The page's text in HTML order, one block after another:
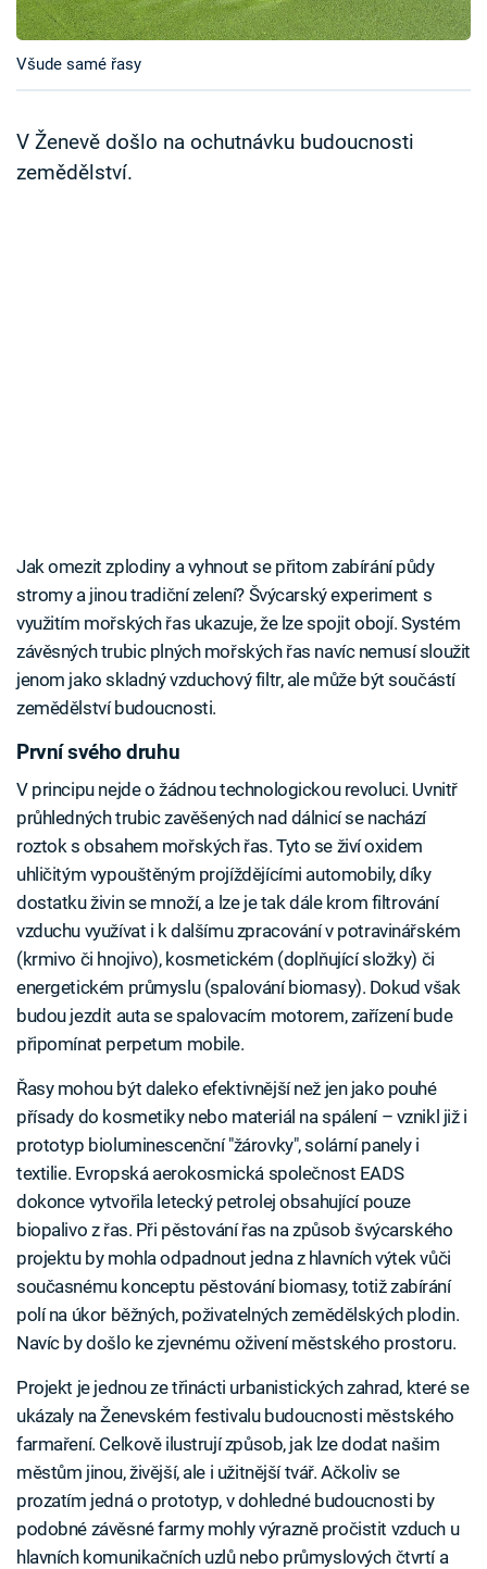
Časopis
Sledujte prima+
Přihlášení
Všude samé řasy
V Ženevě došlo na ochutnávku budoucnosti
zemědělství.
Jak omezit zplodiny a vyhnout se přitom zabírání půdy
stromy a jinou tradiční zelení? Švýcarský experiment s
využitím mořských řas ukazuje, že lze spojit obojí. Systém
závěsných trubic plných mořských řas navíc nemusí sloužit
jenom jako skladný vzduchový filtr, ale může být součástí
zemědělství budoucnosti.
První svého druhu
V principu nejde o žádnou technologickou revoluci. Uvnitř
průhledných trubic zavěšených nad dálnicí se nachází
roztok s obsahem mořských řas. Tyto se živí oxidem
uhličitým vypouštěným projíždějícími automobily, díky
dostatku živin se množí, a lze je tak dále krom filtrování
vzduchu využívat i k dalšímu zpracování v potravinářském
(krmivo či hnojivo), kosmetickém (doplňující složky) či
energetickém průmyslu (spalování biomasy). Dokud však
budou jezdit auta se spalovacím motorem, zařízení bude
připomínat perpetum mobile.
Řasy mohou být daleko efektivnější než jen jako pouhé
přísady do kosmetiky nebo materiál na spálení – vznikl již i
prototyp bioluminescenční "žárovky", solární panely i
textilie. Evropská aerokosmická společnost EADS
dokonce vytvořila letecký petrolej obsahující pouze
biopalivo z řas. Při pěstování řas na způsob švýcarského
projektu by mohla odpadnout jedna z hlavních výtek vůči
současnému konceptu pěstování biomasy, totiž zabírání
polí na úkor běžných, poživatelných zemědělských plodin.
Navíc by došlo ke zjevnému oživení městského prostoru.
Projekt je jednou ze třinácti urbanistických zahrad, které se
ukázaly na Ženevském festivalu budoucnosti městského
farmaření. Celkově ilustrují způsob, jak lze dodat našim
městům jinou, živější, ale i užitnější tvář. Ačkoliv se
prozatím jedná o prototyp, v dohledné budoucnosti by
podobné závěsné farmy mohly výrazně pročistit vzduch u
hlavních komunikačních uzlů nebo průmyslových čtvrtí a